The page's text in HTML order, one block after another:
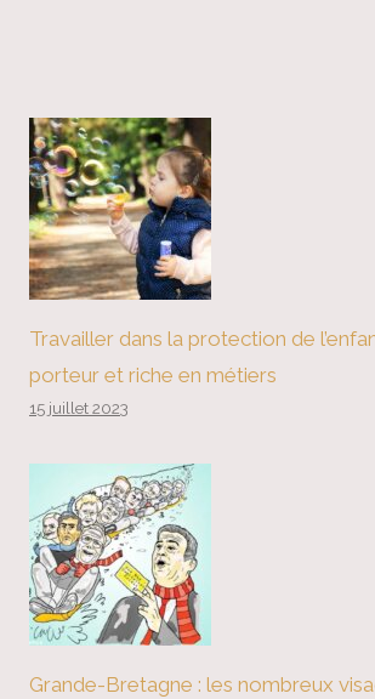
Travailler dans la protection de
porteur et riche en métiers
15 juillet 2023
Grande-Bretagne : les nombreux